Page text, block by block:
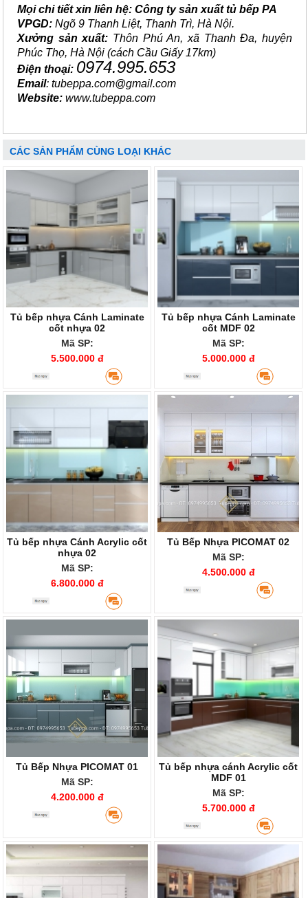
Mọi chi tiết xin liên hệ: Công ty sản xuất tủ bếp PA
VPGD: Ngõ 9 Thanh Liệt, Thanh Trì, Hà Nội.
Xưởng sản xuất: Thôn Phú An, xã Thanh Đa, huyện
Phúc Thọ, Hà Nội (cách Cầu Giấy 17km)
Điện thoại: 0974.995.653
Email: tubeppa.com@gmail.com
Website: www.tubeppa.com
CÁC SẢN PHẨM CÙNG LOẠI KHÁC
Tủ bếp nhựa Cánh Laminate
cốt nhựa 02
Mã SP:
5.500.000 đ
Tủ bếp nhựa Cánh Laminate
cốt MDF 02
Mã SP:
5.000.000 đ
Tủ bếp nhựa Cánh Acrylic cốt
nhựa 02
Mã SP:
6.800.000 đ
Tủ Bếp Nhựa PICOMAT 02
Mã SP:
4.500.000 đ
Tủ Bếp Nhựa PICOMAT 01
Mã SP:
4.200.000 đ
Tủ bếp nhựa cánh Acrylic cốt
MDF 01
Mã SP:
5.700.000 đ